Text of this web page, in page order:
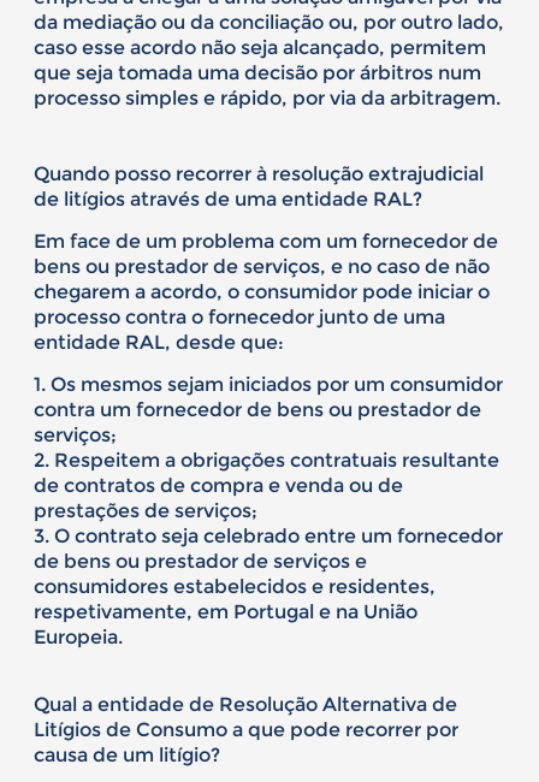
da mediação ou da conciliação ou, por outro lado,
caso esse acordo não seja alcançado, permitem
que seja tomada uma decisão por árbitros num
processo simples e rápido, por via da arbitragem.
Quando posso recorrer à resolução extrajudicial
de litígios através de uma entidade RAL?
Em face de um problema com um fornecedor de
bens ou prestador de serviços, e no caso de não
chegarem a acordo, o consumidor pode iniciar o
processo contra o fornecedor junto de uma
entidade RAL, desde que:
1. Os mesmos sejam iniciados por um consumidor
contra um fornecedor de bens ou prestador de
serviços;
2. Respeitem a obrigações contratuais resultante
de contratos de compra e venda ou de
prestações de serviços;
3. O contrato seja celebrado entre um fornecedor
de bens ou prestador de serviços e
consumidores estabelecidos e residentes,
respetivamente, em Portugal e na União
Europeia.
Qual a entidade de Resolução Alternativa de
Litígios de Consumo a que pode recorrer por
causa de um litígio?